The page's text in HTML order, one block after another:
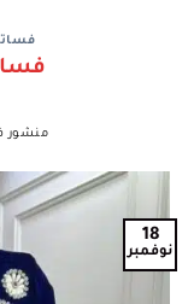
منشور
18
نوفمبر